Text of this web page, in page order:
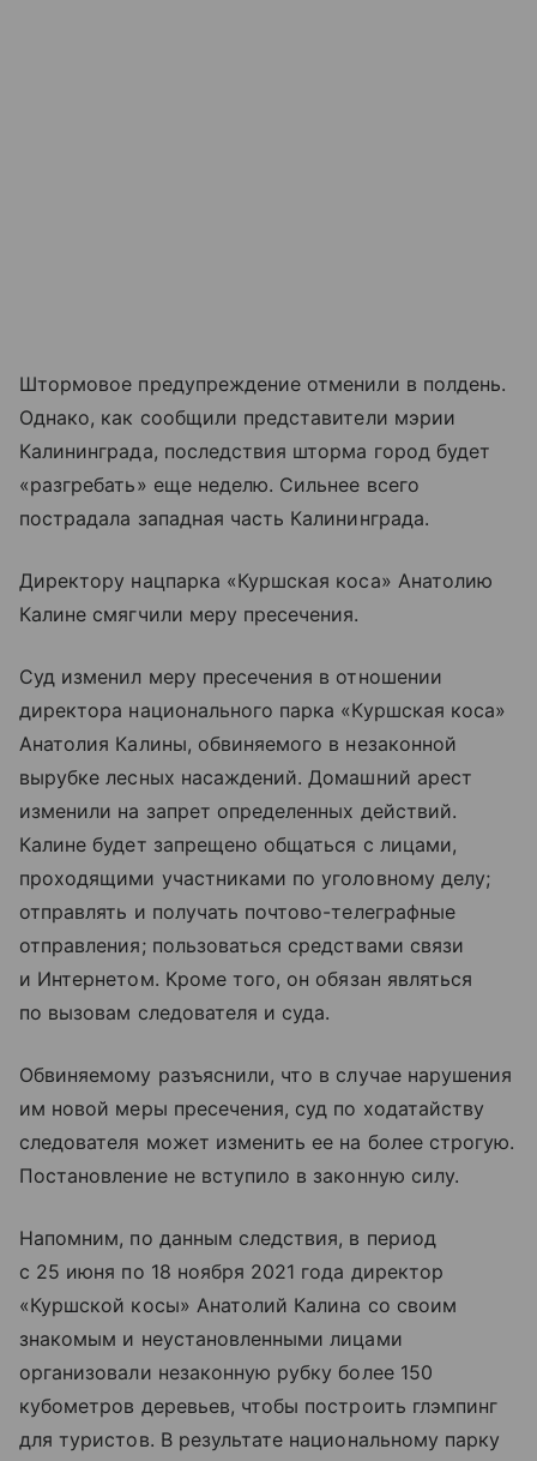
Штормовое предупреждение отменили в полдень.
Однако, как сообщили представители мэрии
Калининграда, последствия шторма город будет
«разгребать» еще неделю. Сильнее всего
пострадала западная часть Калининграда.
Директору нацпарка «Куршская коса» Анатолию
Калине смягчили меру пресечения.
Суд изменил меру пресечения в отношении
директора национального парка «Куршская коса»
Анатолия Калины, обвиняемого в незаконной
вырубке лесных насаждений. Домашний арест
изменили на запрет определенных действий.
Калине будет запрещено общаться с лицами,
проходящими участниками по уголовному делу;
отправлять и получать почтово-телеграфные
отправления; пользоваться средствами связи
и Интернетом. Кроме того, он обязан являться
по вызовам следователя и суда.
Обвиняемому разъяснили, что в случае нарушения
им новой меры пресечения, суд по ходатайству
следователя может изменить ее на более строгую.
Постановление не вступило в законную силу.
Напомним, по данным следствия, в период
с 25 июня по 18 ноября 2021 года директор
«Куршской косы» Анатолий Калина со своим
знакомым и неустановленными лицами
организовали незаконную рубку более 150
кубометров деревьев, чтобы построить глэмпинг
для туристов. В результате национальному парку